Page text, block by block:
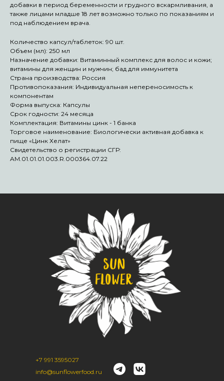
добавки в период беременности и грудного вскармливания, а
также лицами младше 18 лет возможно только по показаниям и
под наблюдением врача.
Количество капсул/таблеток: 90 шт.
Объем (мл): 250 мл
Назначение добавки: Витаминный комплекс для волос и кожи;
витамины для женщин и мужчин; бад для иммунитета
Страна производства: Россия
Противопоказания: Индивидуальная непереносимость к
компонентам
Форма выпуска: Капсулы
Срок годности: 24 месяца
Комплектация: Витамины цинк - 1 банка
Торговое наименование: Биологически активная добавка к
пище «Цинк Хелат»
Свидетельство о регистрации СГР:
AM.01.01.01.003.R.000364.07.22
+7 991 3595027
info@sunflowerfood.ru